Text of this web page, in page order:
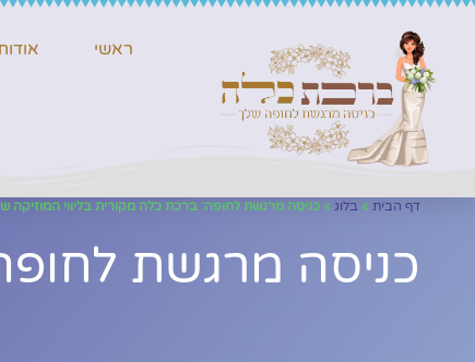
ראשי
דף הבית » בלוג » כניסה מרגשת לחופה: ברכת כלה מקורית בליווי המוזיקה
כניסה מרגשת